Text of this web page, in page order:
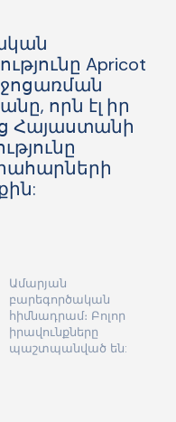
Apricot
որն էլ իր
Հայաստանի
Ամարյան
բարեգործական
հիմնադրամ։ Բոլոր
իրավունքները
պաշտպանված են: